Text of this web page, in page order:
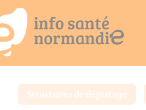
santé
Structures de dépistage